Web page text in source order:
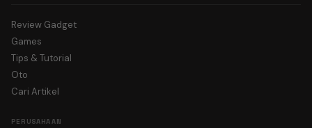
Review Gadget
Games
Tips & Tutorial
Oto
Cari Artikel
PERUSAHAAN